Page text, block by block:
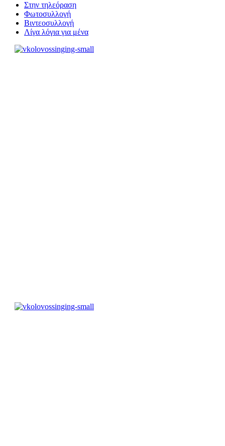
Στην τηλεόραση
Φωτοσυλλογή
Βιντεοσυλλογή
Λίγα λόγια για μένα